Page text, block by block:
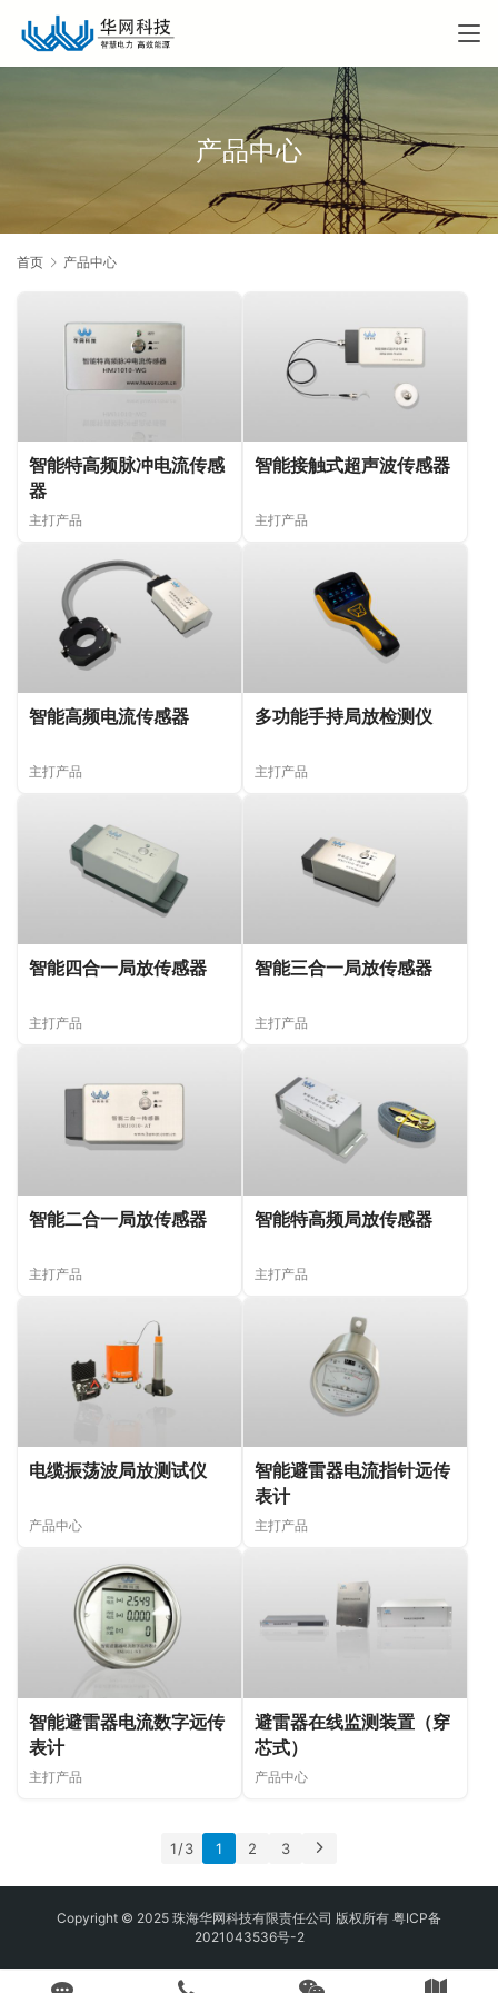
产品中心
首页 产品中心
智能特高频脉冲电流传感
器
主打产品
智能接触式超声波传感器
主打产品
智能高频电流传感器
主打产品
多功能手持局放检测仪
主打产品
智能四合一局放传感器
主打产品
智能三合一局放传感器
主打产品
智能二合一局放传感器
主打产品
智能特高频局放传感器
主打产品
电缆振荡波局放测试仪
产品中心
智能避雷器电流指针远传
表计
主打产品
智能避雷器电流数字远传
表计
主打产品
避雷器在线监测装置（穿
芯式）
产品中心
1 / 3 1 2 3
Copyright © 2025 珠海华网科技有限责任公司 版权所有 粤ICP备
2021043536号-2